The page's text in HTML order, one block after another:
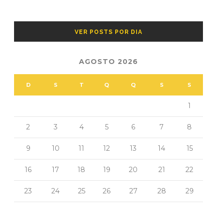
VER POSTS POR DIA
AGOSTO 2026
D S T Q Q S S
1
2 3 4 5 6 7 8
9 10 11 12 13 14 15
16 17 18 19 20 21 22
23 24 25 26 27 28 29